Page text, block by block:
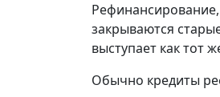
закрываются
выступает как тот
Обычно кредиты